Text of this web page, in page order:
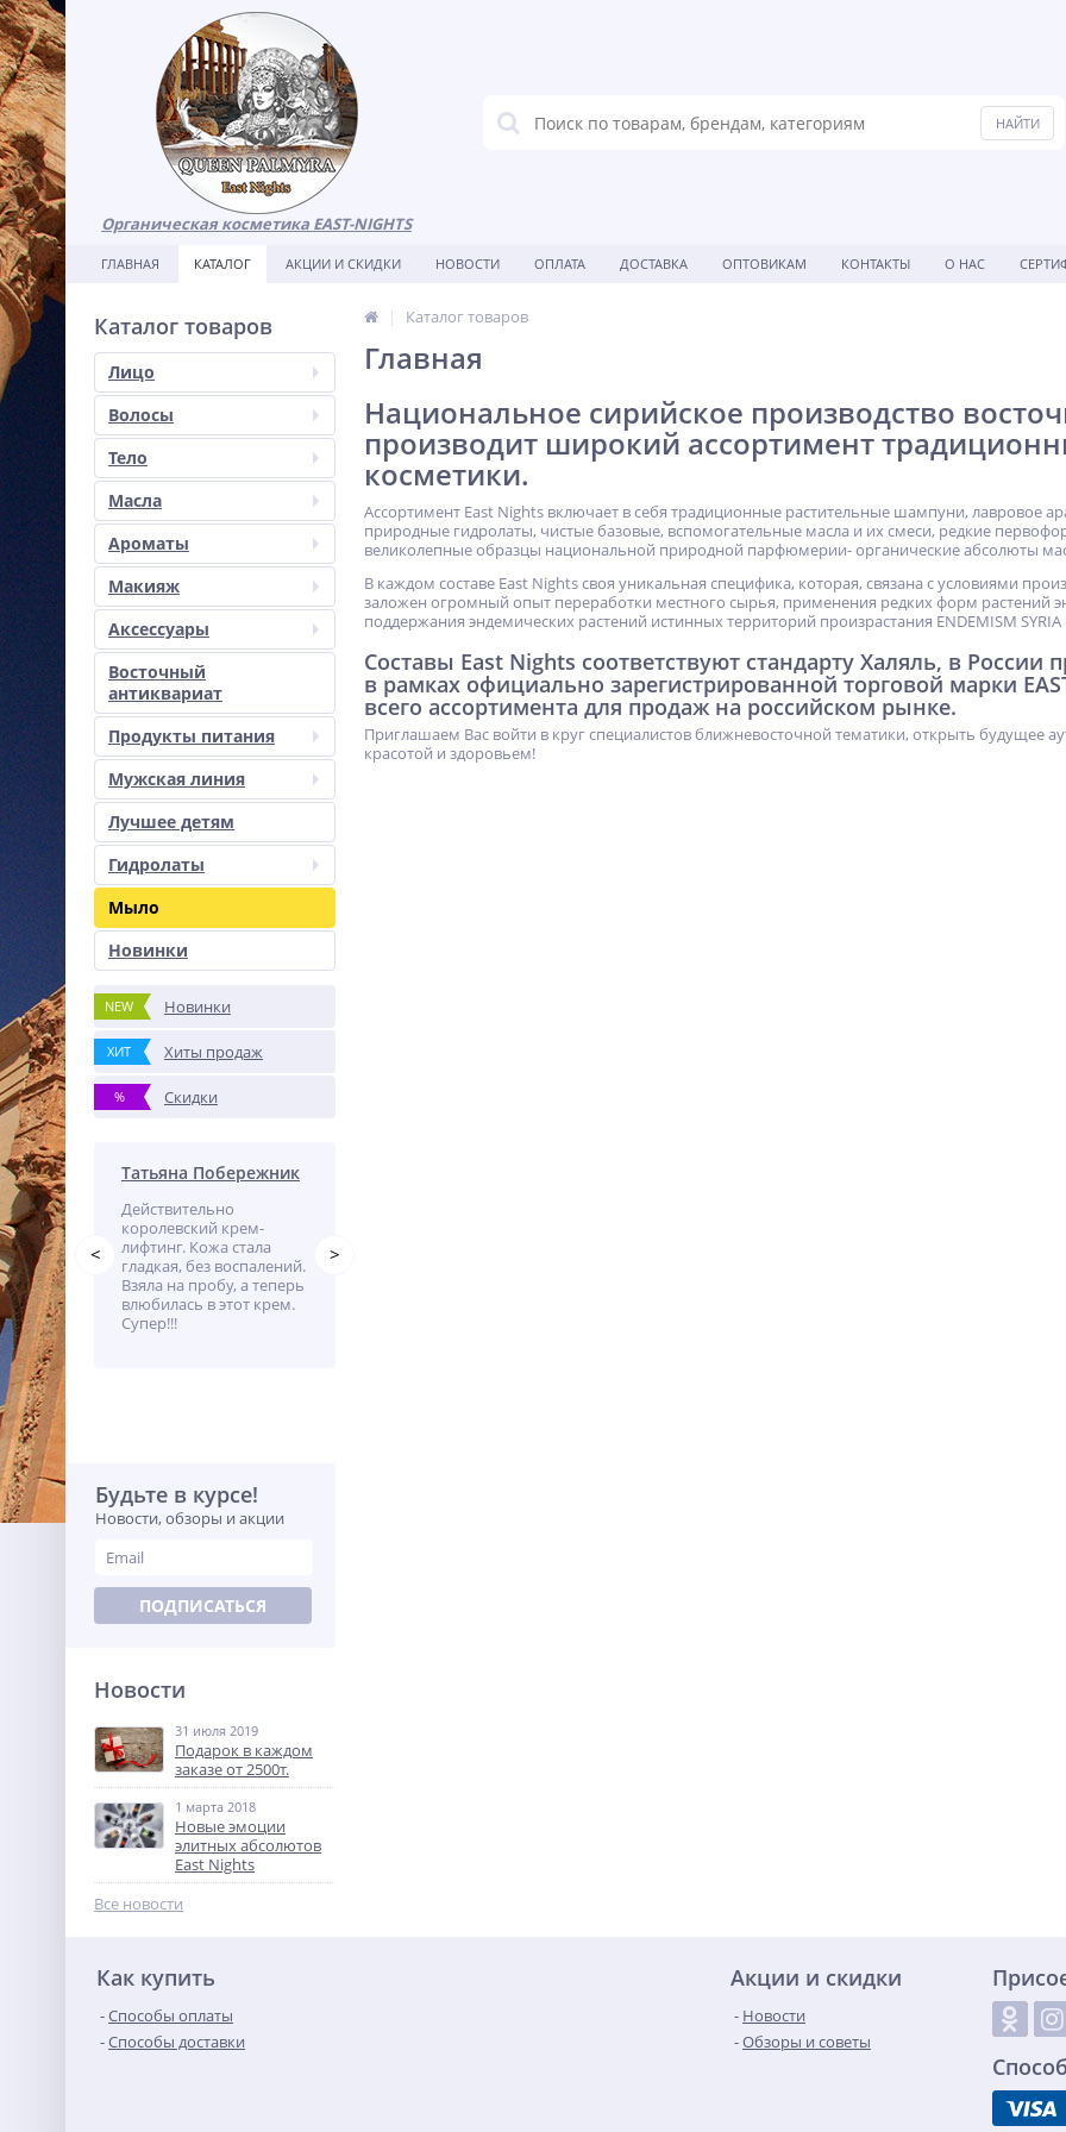
Органическая косметика EAST-NIGHTS
ГЛАВНАЯ КАТАЛОГ АКЦИИ И СКИДКИ НОВОСТИ ОПЛАТА ДОСТАВКА ОПТОВИКАМ КОНТАКТЫ О НАС
Каталог товаров
Лицо
Волосы
Тело
Масла
Ароматы
Макияж
Аксессуары
Восточный
антиквариат
Продукты питания
Мужская линия
Лучшее детям
Гидролаты
Мыло
Новинки
NEW Новинки
ХИТ Хиты продаж
% Скидки
<
Татьяна Побережник
Действительно
королевский крем-
лифтинг. Кожа стала
гладкая, без воспалений.
Взяла на пробу, а теперь
влюбилась в этот крем.
Супер!!!
>
Будьте в курсе!
Новости, обзоры и акции
ПОДПИСАТЬСЯ
Новости
31 июля 2019
Подарок в каждом
заказе от 2500т.
1 марта 2018
Новые эмоции
элитных абсолютов
East Nights
Все новости
Каталог товаров
Главная
Национальное сирийское производство
производит широкий ассортимент
косметики.
Ассортимент East Nights включает в себя традиционные растительные шампуни, лавровое
природные гидролаты, чистые базовые, вспомогательные масла и их смеси, редкие
великолепные образцы национальной природной парфюмерии- органические абсолюты
В каждом составе East Nights своя уникальная специфика, которая, связана с условиями
заложен огромный опыт переработки местного сырья, применения редких форм растений
поддержания эндемических растений истинных территорий произрастания ENDEMISM SYRIA
Составы East Nights соответствуют стандарту Халяль, в России
в рамках официально зарегистрированной торговой марки
всего ассортимента для продаж на российском рынке.
Приглашаем Вас войти в круг специалистов ближневосточной тематики, открыть будущее
красотой и здоровьем!
Как купить
Способы оплаты
Способы доставки
Акции и скидки
Новости
Обзоры и советы